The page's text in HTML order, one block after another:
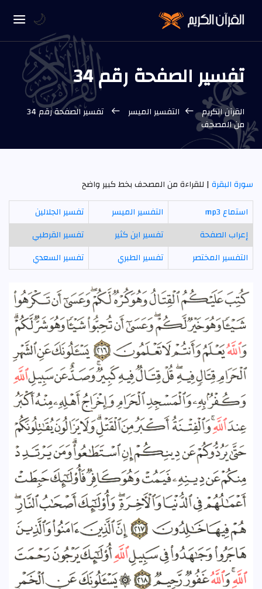
تفسير الصفحة رقم 34
القرآن الكريم التفسير الميسر
تفسير الصفحة رقم 34
من المصحف
سورة البقرة| للقراءة من المصحف بخط كبير واضح
استماع mp3
التفسير الميسر
تفسير الجلالين
إعراب الصفحة
تفسير ابن كثير
تفسير القرطبي
التفسير المختصر
تفسير الطبري تفسير السعدي
🌙